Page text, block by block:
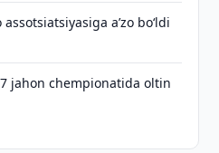
aʼzo bo‘ldi
jahon chempionatida oltin